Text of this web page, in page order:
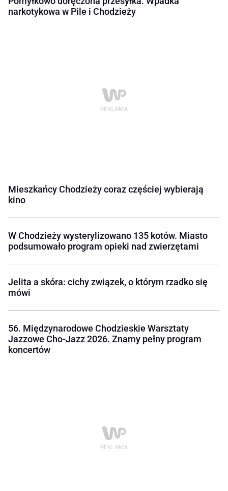
narkotykowa w Pile i Chodzieży
Mieszkańcy Chodzieży coraz częściej wybierają
kino
W Chodzieży wysterylizowano 135 kotów. Miasto
podsumowało program opieki nad zwierzętami
Jelita a skóra: cichy związek, o którym rzadko się
mówi
56. Międzynarodowe Chodzieskie Warsztaty
Jazzowe Cho-Jazz 2026. Znamy pełny program
koncertów